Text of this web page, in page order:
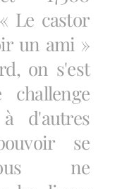
Le castor
un ami »
on s'est
challenge
d'autres
se
ne